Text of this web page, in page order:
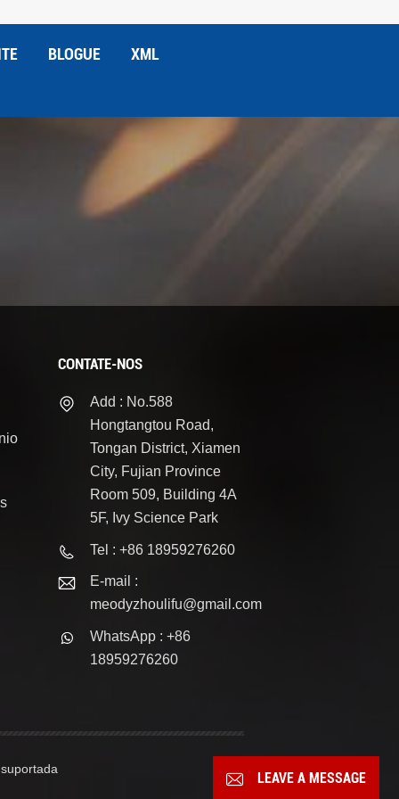
BLOGUE XML
CONTATE-NOS
Add : No.588
Hongtangtou Road,
Tongan District, Xiamen
City, Fujian Province
Room 509, Building 4A
5F, Ivy Science Park
Tel : +86 18959276260
E-mail :
meodyzhoulifu@gmail.com
WhatsApp : +86
18959276260
LEAVE A MESSAGE